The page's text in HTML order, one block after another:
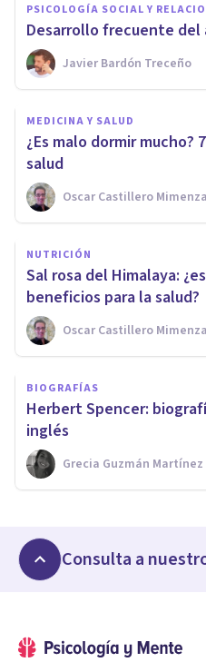
PSICOLOGÍA SOCIAL Y
Desarrollo frecuente del
Javier Bardón Treceño
MEDICINA Y SALUD
¿Es malo dormir mucho?
salud
Oscar Castillero Mimenza
NUTRICIÓN
Sal rosa del Himalaya:
beneficios para la salud?
Oscar Castillero Mimenza
BIOGRAFÍAS
Herbert Spencer:
inglés
Grecia Guzmán Martínez
Consulta a